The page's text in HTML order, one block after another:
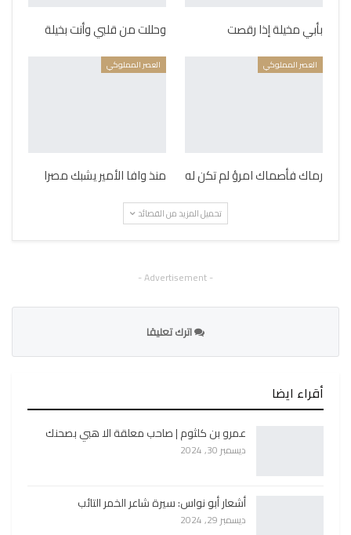
بأبي مخيلة إذا رقصت وحللت من قلبي وأنت بخيلة
العصر المملوكي
رماك فأصماك امرؤ لم تكن له
العصر المملوكي
منذ وافا الأمير يشبك مصرا
تحميل المزيد من القصائد
- Advertisement -
اترك تعليقا
أقراء ايضا
عمرو بن كلثوم | صاحب معلقة الا هبي بصحنك
ديسمبر 30, 2024
أشعار أبو نواس: سيرة شاعر الخمر التائب
ديسمبر 29, 2024